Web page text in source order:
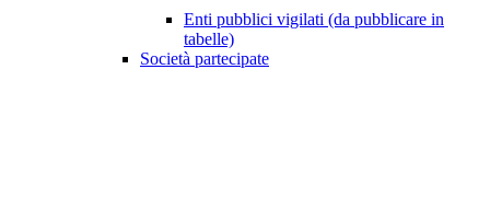
Enti pubblici vigilati (da pubblicare in
tabelle)
Società partecipate